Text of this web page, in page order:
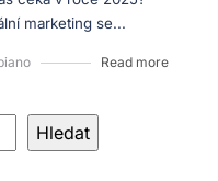
marketing se...
Read more
Hledat